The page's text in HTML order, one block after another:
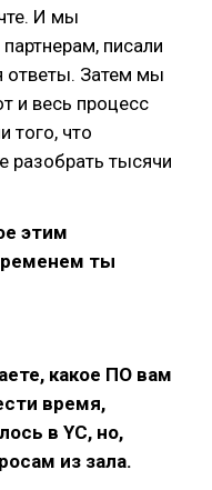
И мы
писали
ответы. Затем мы
и весь процесс
того, что
разобрать тысячи
этим
ты
какое ПО вам
время,
в YC, но,
из зала.